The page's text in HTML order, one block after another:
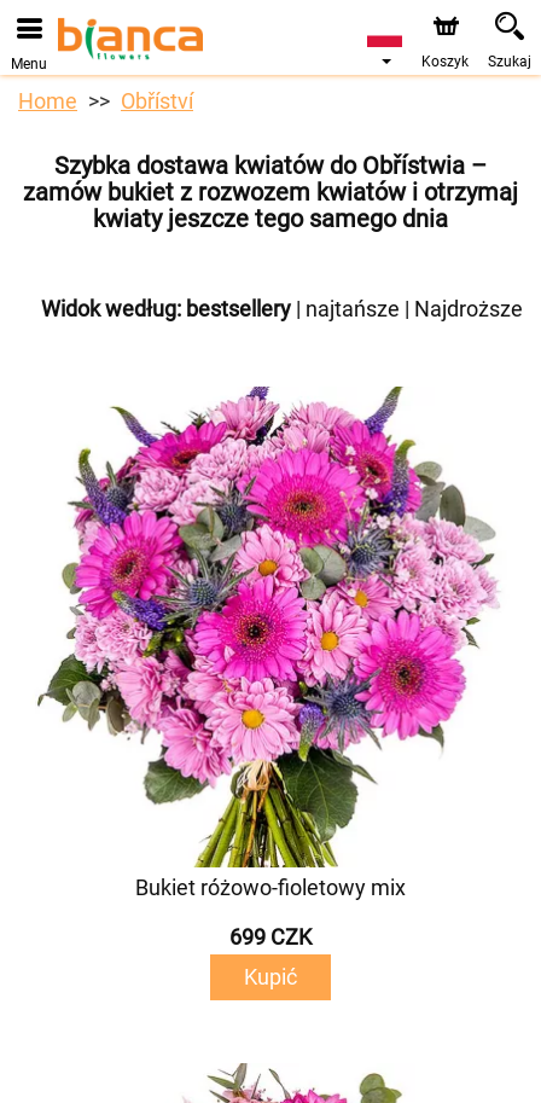
Menu Koszyk Szukaj
Home Obříství
Szybka dostawa kwiatów do Obřístwia –
zamów bukiet z rozwozem kwiatów i otrzymaj
kwiaty jeszcze tego samego dnia
Widok według: bestsellery | najtańsze | Najdroższe
Bukiet różowo-fioletowy mix
699 CZK
Kupić